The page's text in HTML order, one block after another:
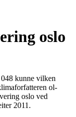
oslo
kunne vilken
ol-
oslo ved
2011.